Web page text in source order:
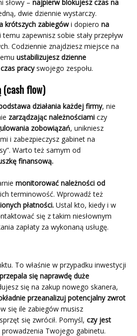
słowy – najpierw blokujesz czas na
dwie dziennie wystarczy.
krótszych zabiegówi dopiero na
temu zapewnisz sobie stały przepływ
Codziennie znajdziesz miejsce na
ustabilizujesz dzienne
pracyswojego zespołu.
(cash flow)
działania każdej firmy, nie
zarządzając należnościami czy
zobowiązań, unikniesz
i zabezpieczysz gabinet na
Warto też samym od
finansową.
monitorować należności od
terminowość. Wprowadź też
płatności. Ustal kto, kiedy i w
się z takim niesłownym
zapłaty za wykonaną usługę.
To właśnie w przypadku inwestycji
przepala się naprawdę duże
się na zakup nowego skanera,
przeanalizuj potencjalny zwrot
się ile zabiegów musisz
się zwrócił. Pomyśl, czy jest
Twojego gabinetu.